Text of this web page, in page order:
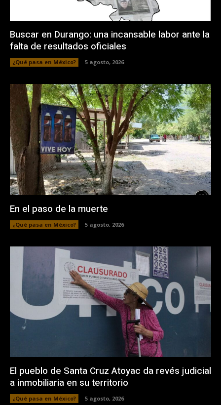
Buscar en Durango: una incansable labor ante la
falta de resultados oficiales
¿Qué pasa en México? 5 agosto, 2026
En el paso de la muerte
¿Qué pasa en México? 5 agosto, 2026
El pueblo de Santa Cruz Atoyac da revés judicial
a inmobiliaria en su territorio
¿Qué pasa en México? 5 agosto, 2026